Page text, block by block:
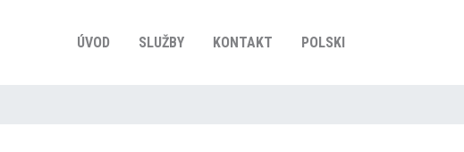
ÚVOD SLUŽBY KONTAKT POLSKI